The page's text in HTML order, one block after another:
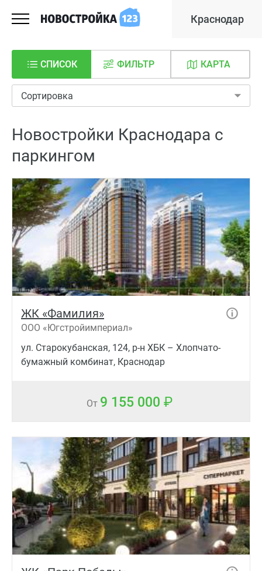
Краснодар
СПИСОК КАРТА
ФИЛЬТР
Сортировка
Новостройки Краснодара с
паркингом
ЖК «Фамилия»
ООО «Югстройимпериал»
ул. Старокубанская, 124, р-н ХБК – Хлопчато-
бумажный комбинат, Краснодар
От 9 155 000